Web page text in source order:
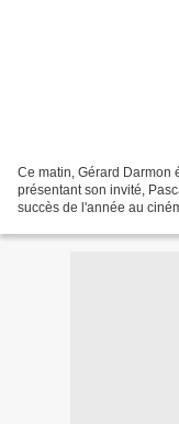
Ce matin, Gérard Darmon
présentant son invité,
succès de l'année au